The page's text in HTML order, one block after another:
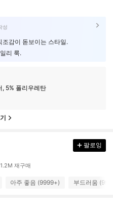
성
감이 돋보이는 스타일.
리 룩.
, 5% 폴리우레탄
팔로잉
1.2M 재구매
아주 좋음 (9999+) 부드러움